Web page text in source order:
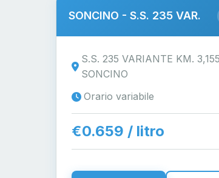
SONCINO - S.S. 235 VAR.
S.S. 235 VARIANTE KM.
SONCINO
Orario variabile
€0.659 / litro